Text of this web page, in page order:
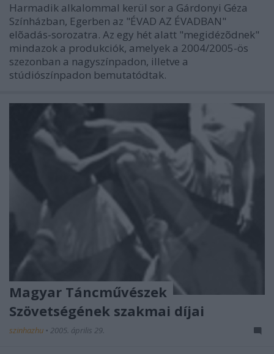
Harmadik alkalommal kerül sor a Gárdonyi Géza
Színházban, Egerben az "ÉVAD AZ ÉVADBAN"
elõadás-sorozatra. Az egy hét alatt "megidézõdnek"
mindazok a produkciók, amelyek a 2004/2005-ös
szezonban a nagyszínpadon, illetve a
stúdiószínpadon bemutatódtak.
Magyar Táncművészek
Szövetségének szakmai díjai
szinhazhu • 2005. április 29.